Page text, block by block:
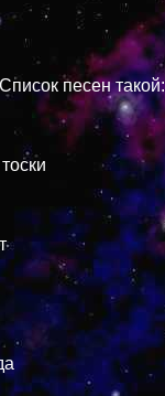
песен такой: